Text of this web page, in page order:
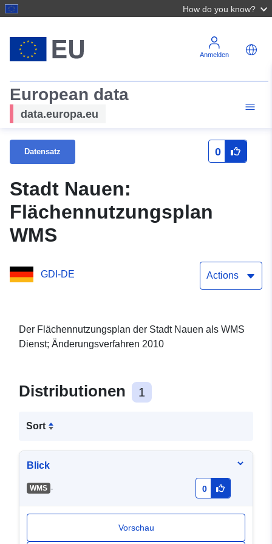
How do you know?
Anmelden
European data
data.europa.eu
Datensatz 0
Stadt Nauen:
Flächennutzungsplan
WMS
GDI-DE Actions
Der Flächennutzungsplan der Stadt Nauen als WMS
Dienst; Änderungsverfahren 2010
Distributionen 1
Sort
Blick
WMS - 0
Vorschau